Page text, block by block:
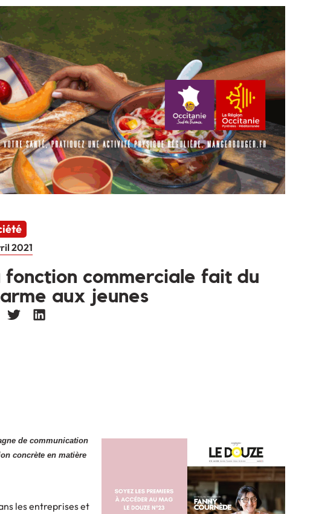
2021
fonction commerciale fait du
aux jeunes
de communication
concrète en matière
les entreprises et